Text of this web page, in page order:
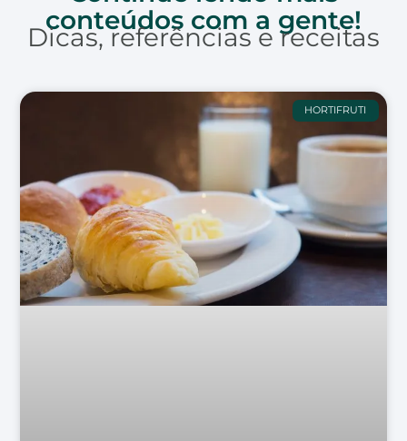
conteúdos com a gente!
Dicas, referências e receitas
HORTIFRUTI